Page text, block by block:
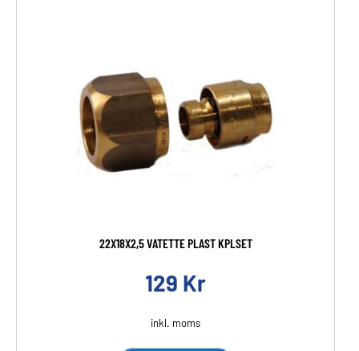
22X18X2,5 VATETTE PLAST KPLSET
129 Kr
inkl. moms